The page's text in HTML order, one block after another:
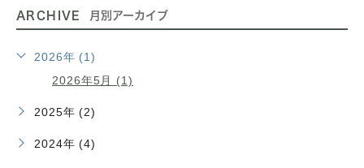
ARCHIVE 月別アーカイブ
2026年 (1)
2026年5月 (1)
2025年 (2)
2024年 (4)